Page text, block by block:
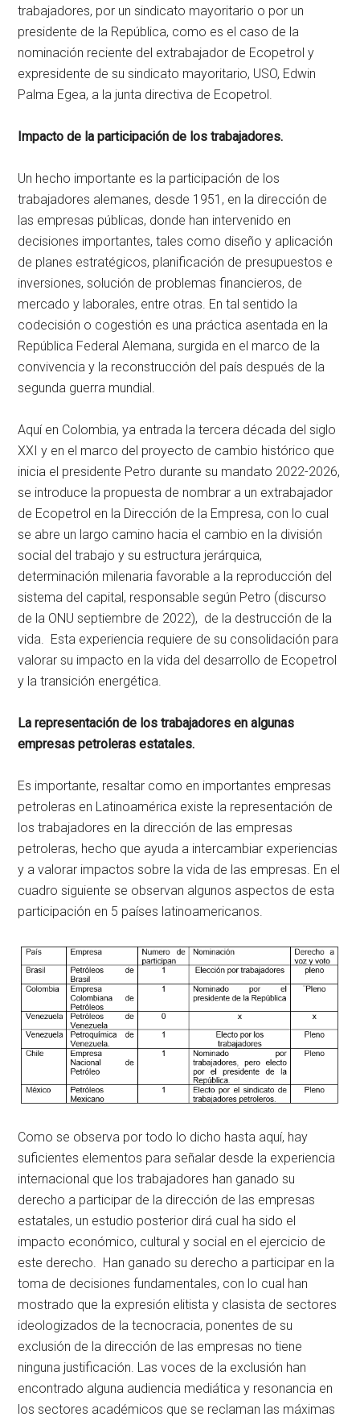
trabajadores, por un sindicato mayoritario o por un
presidente de la República, como es el caso de la
nominación reciente del extrabajador de Ecopetrol y
expresidente de su sindicato mayoritario, USO, Edwin
Palma Egea, a la junta directiva de Ecopetrol.
Impacto de la participación de los trabajadores.
Un hecho importante es la participación de los
trabajadores alemanes, desde 1951, en la dirección de
las empresas públicas, donde han intervenido en
decisiones importantes, tales como diseño y aplicación
de planes estratégicos, planificación de presupuestos e
inversiones, solución de problemas financieros, de
mercado y laborales, entre otras. En tal sentido la
codecisión o cogestión es una práctica asentada en la
República Federal Alemana, surgida en el marco de la
convivencia y la reconstrucción del país después de la
segunda guerra mundial.
Aquí en Colombia, ya entrada la tercera década del siglo
XXI y en el marco del proyecto de cambio histórico que
inicia el presidente Petro durante su mandato 2022-2026,
se introduce la propuesta de nombrar a un extrabajador
de Ecopetrol en la Dirección de la Empresa, con lo cual
se abre un largo camino hacia el cambio en la división
social del trabajo y su estructura jerárquica,
determinación milenaria favorable a la reproducción del
sistema del capital, responsable según Petro (discurso
de la ONU septiembre de 2022), de la destrucción de la
vida. Esta experiencia requiere de su consolidación para
valorar su impacto en la vida del desarrollo de Ecopetrol
y la transición energética.
La representación de los trabajadores en algunas
empresas petroleras estatales.
Es importante, resaltar como en importantes empresas
petroleras en Latinoamérica existe la representación de
los trabajadores en la dirección de las empresas
petroleras, hecho que ayuda a intercambiar experiencias
y a valorar impactos sobre la vida de las empresas. En el
cuadro siguiente se observan algunos aspectos de esta
participación en 5 países latinoamericanos.
Como se observa por todo lo dicho hasta aquí, hay
suficientes elementos para señalar desde la experiencia
internacional que los trabajadores han ganado su
derecho a participar de la dirección de las empresas
estatales, un estudio posterior dirá cual ha sido el
impacto económico, cultural y social en el ejercicio de
este derecho. Han ganado su derecho a participar en la
toma de decisiones fundamentales, con lo cual han
mostrado que la expresión elitista y clasista de sectores
ideologizados de la tecnocracia, ponentes de su
exclusión de la dirección de las empresas no tiene
ninguna justificación. Las voces de la exclusión han
encontrado alguna audiencia mediática y resonancia en
los sectores académicos que se reclaman las máximas